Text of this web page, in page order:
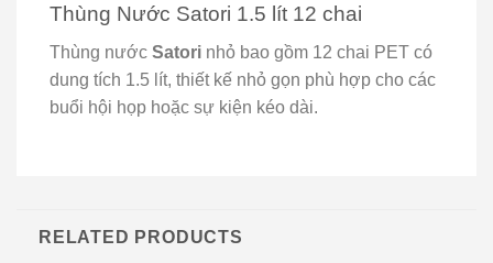
Thùng Nước Satori 1.5 lít 12 chai
Thùng nước Satori nhỏ bao gồm 12 chai PET có
dung tích 1.5 lít, thiết kế nhỏ gọn phù hợp cho các
buổi hội họp hoặc sự kiện kéo dài.
RELATED PRODUCTS